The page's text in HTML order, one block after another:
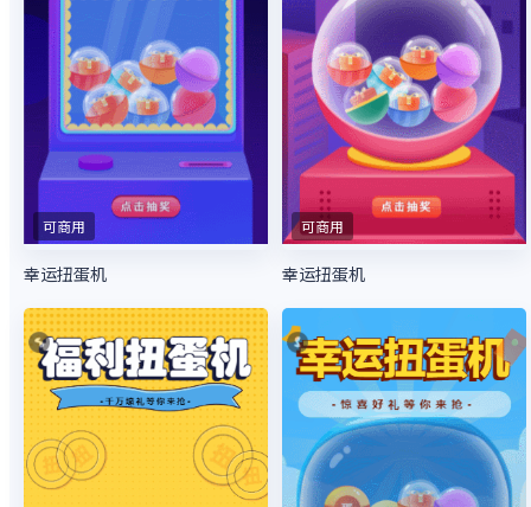
可商用
幸运扭蛋机
可商用
幸运扭蛋机